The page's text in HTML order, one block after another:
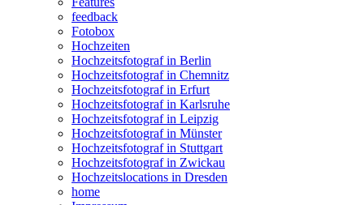
feedback
Fotobox
Hochzeiten
Hochzeitsfotograf in Berlin
Hochzeitsfotograf in Chemnitz
Hochzeitsfotograf in Erfurt
Hochzeitsfotograf in Karlsruhe
Hochzeitsfotograf in Leipzig
Hochzeitsfotograf in Münster
Hochzeitsfotograf in Stuttgart
Hochzeitsfotograf in Zwickau
Hochzeitslocations in Dresden
home